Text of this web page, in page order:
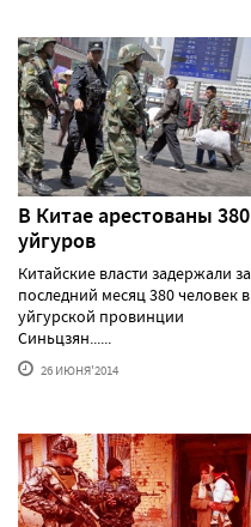
В Китае арестованы 380
уйгуров
Китайские власти задержали за
последний месяц 380 человек в
уйгурской провинции
Синьцзян......
26 ИЮНЯ'2014